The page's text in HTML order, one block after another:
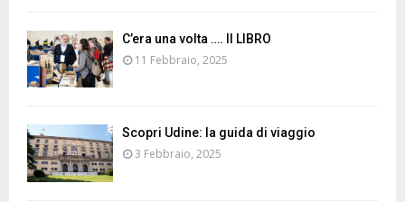
C’era una volta …. Il LIBRO
11 Febbraio, 2025
Scopri Udine: la guida di viaggio
3 Febbraio, 2025